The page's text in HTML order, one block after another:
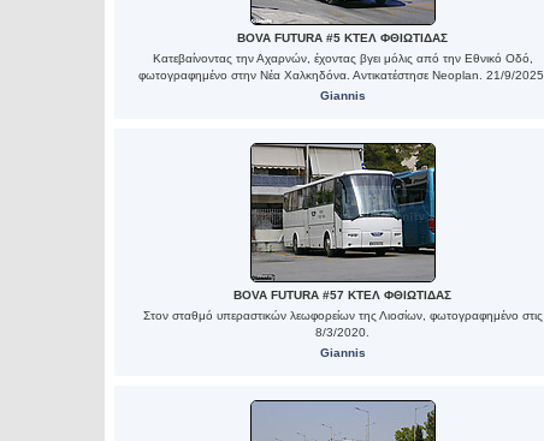
BOVA FUTURA #5 ΚΤΕΛ ΦΘΙΩΤΙΔΑΣ
Κατεβαίνοντας την Αχαρνών, έχοντας βγει μόλις από την Εθνικό Οδό,
φωτογραφημένο στην Νέα Χαλκηδόνα. Αντικατέστησε Neoplan. 21/9/2025.
Giannis
BOVA FUTURA #57 ΚΤΕΛ ΦΘΙΩΤΙΔΑΣ
Στον σταθμό υπεραστικών λεωφορείων της Λιοσίων, φωτογραφημένο στις
8/3/2020.
Giannis